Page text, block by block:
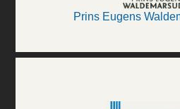
Prins Eugens